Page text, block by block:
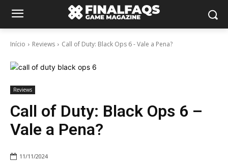
Início Reviews Call of Duty: Black Ops 6 - Vale a Pena?
Reviews
Call of Duty: Black Ops 6 –
Vale a Pena?
11/11/2024